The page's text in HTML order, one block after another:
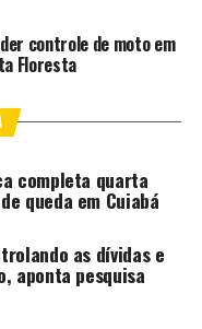
do problema.
bairro e trabalhamos
explicou que a
“No mês passado
com a
dando início
material
A
as pessoas estão
controle de moto em
Floresta
completa quarta
queda em Cuiabá
as dívidas e
aponta pesquisa